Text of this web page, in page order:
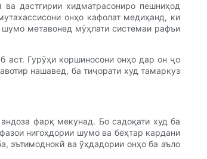
дастгирии хидматрасониро пешниҳод
онҳо кафолат медиҳанд, ки
метавонед мӯҳлати системаи рафъи
Гурӯҳи коршиносони онҳо дар он ҷо
нашавед, ба тиҷорати худ тамаркуз
фарқ мекунад. Бо садоқати худ ба
нигоҳдории шумо ва беҳтар кардани
эътимоднокӣ ва ӯҳдадории онҳо ба аъло